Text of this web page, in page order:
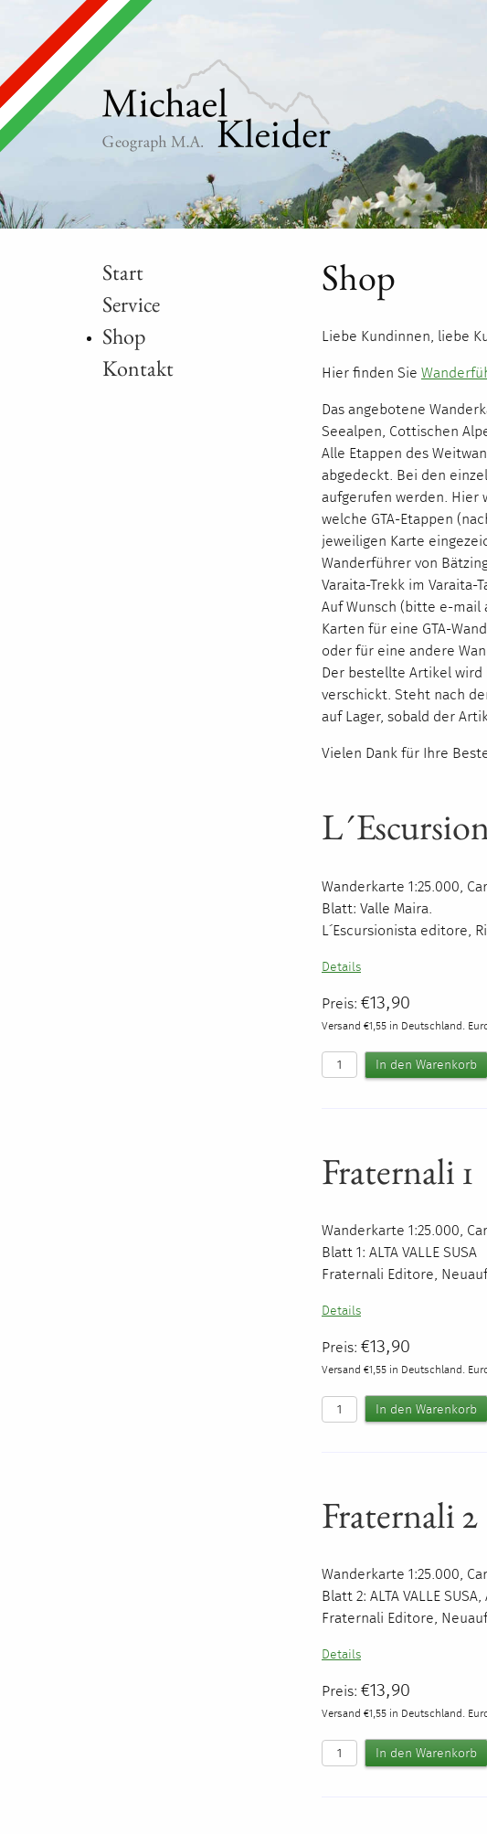
Start
Service
Shop
Kontakt
Shop
Liebe Kundinnen, liebe
Hier finden Sie
Das angebotene
Seealpen, Cottischen
Alle Etappen des
abgedeckt. Bei den
aufgerufen werden. Hier
welche GTA-Etappen
jeweiligen Karte
Wanderführer von
Varaita-Trekk im Varaita-
Auf Wunsch (bitte e-mail
Karten für eine GTA-
oder für eine andere
Der bestellte Artikel wird
verschickt. Steht nach
auf Lager, sobald der
Vielen Dank für Ihre
Wanderkarte 1:25.000,
Blatt: Valle Maira.
L´Escursionista editore,
Details
Preis: €13,90
Versand €1,55 in Deutschland.
Fraternali 1
Wanderkarte 1:25.000,
Blatt 1: ALTA VALLE SUSA
Fraternali Editore,
Details
Preis: €13,90
Versand €1,55 in Deutschland.
Fraternali 2
Wanderkarte 1:25.000,
Blatt 2: ALTA VALLE SUSA,
Fraternali Editore,
Details
Preis: €13,90
Versand €1,55 in Deutschland.